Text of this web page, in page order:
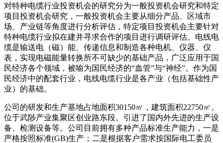
对特种电缆行业投资机会的研究分为一般投资机会研究和特定
项目投资机会研究，一般投资机会主要从细分产品、区域市
场、产业链等角度进行分析评估，特定项目投资机会主要针对
特种电缆行业拟在建并寻求合作的项目进行调研评估。电线电
缆是输送电（磁）能、传递信息和制造各种电机、仪器、仪
表，实现电磁能量转换所不可缺少的基础产品，广泛应用于国
民经济各个领域，被喻为国民经济的“血管”与“神经”。作为国
民经济中的配套行业，电线电缆行业是各产业（包括基础性产
业）的基础。
公司的研发和生产基地占地面积30150㎡，建筑面积22750㎡。
位于武陟产业集聚区创业路东段。引进了国内外先进的生产设
备、检测设备等。公司目前拥有多种产品标准生产能力，一是
严格按照标准(GB)生产；二是根据客户需求按国际电工委员